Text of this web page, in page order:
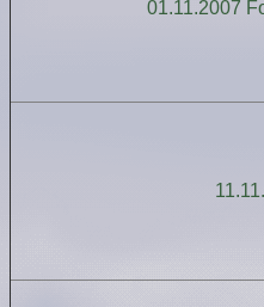
01.11.2007